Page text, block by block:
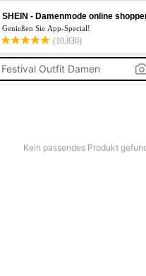
SHEIN - Damenmode online
Genießen Sie App-Special!
(10,830)
Sommerkleider Für Damen
Bikini
Bikini Set Damen
Festival Outfit Damen
Kein passendes Produkt